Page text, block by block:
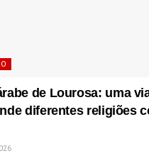
de Lourosa: uma
diferentes religiões